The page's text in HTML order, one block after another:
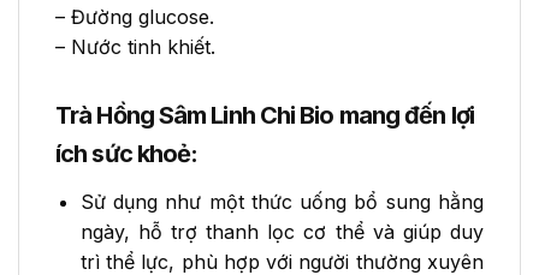
– Đường glucose.
– Nước tinh khiết.
Trà Hồng Sâm Linh Chi Bio mang đến lợi
ích sức khoẻ:
Sử dụng như một thức uống bổ sung hằng
ngày, hỗ trợ thanh lọc cơ thể và giúp duy
trì thể lực, phù hợp với người thường xuyên